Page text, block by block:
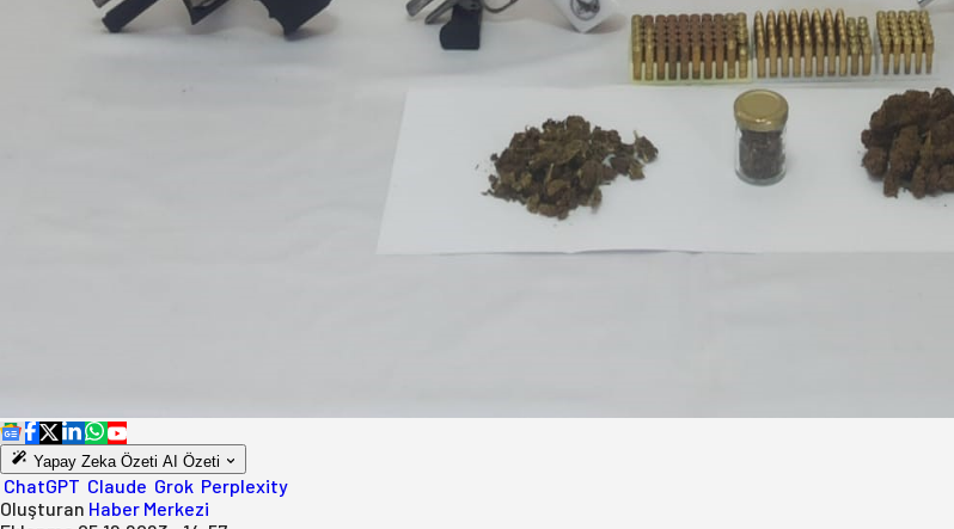
Yapay Zeka Özeti AI Özeti
ChatGPT Claude Grok Perplexity
Oluşturan Haber Merkezi